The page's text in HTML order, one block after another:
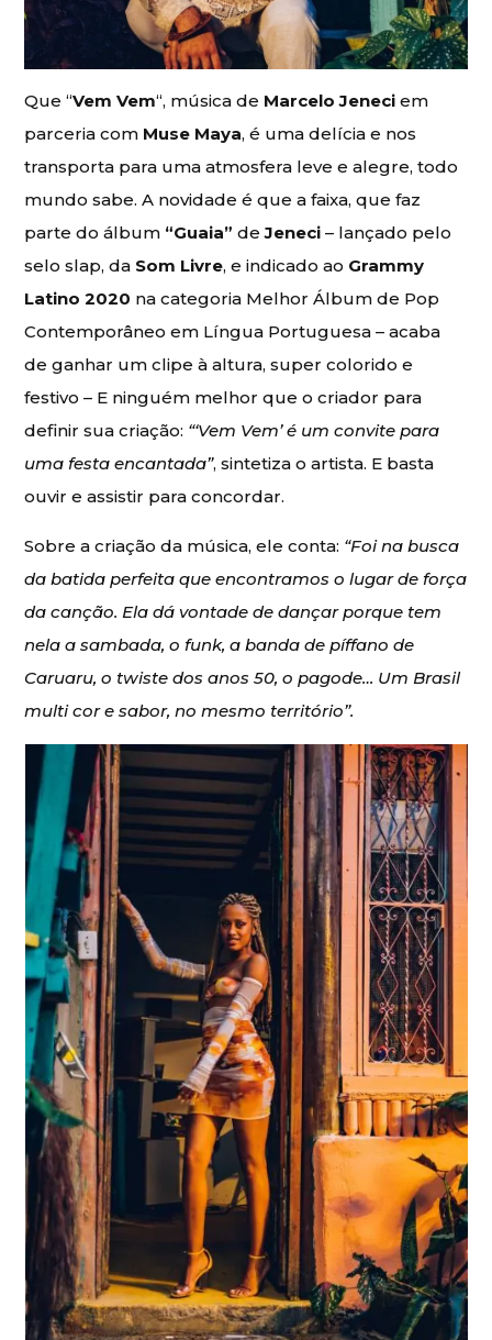
Que “Vem Vem“, música de Marcelo Jeneci em
parceria com Muse Maya, é uma delícia e nos
transporta para uma atmosfera leve e alegre, todo
mundo sabe. A novidade é que a faixa, que faz
parte do álbum “Guaia” deJeneci – lançado pelo
selo slap, da Som Livre, e indicado ao Grammy
Latino 2020 na categoria Melhor Álbum de Pop
Contemporâneo em Língua Portuguesa – acaba
de ganhar um clipe à altura, super colorido e
festivo – E ninguém melhor que o criador para
definir sua criação: “‘Vem Vem’ é um convite para
uma festa encantada”, sintetiza o artista. E basta
ouvir e assistir para concordar.
Sobre a criação da música, ele conta: “Foi na busca
da batida perfeita que encontramos o lugar de força
da canção. Ela dá vontade de dançar porque tem
nela a sambada, o funk, a banda de píffano de
Caruaru, o twiste dos anos 50, o pagode… Um Brasil
multi cor e sabor, no mesmo território”.